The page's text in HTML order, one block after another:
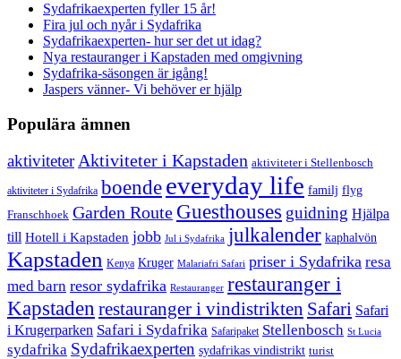
Sydafrikaexperten fyller 15 år!
Fira jul och nyår i Sydafrika
Sydafrikaexperten- hur ser det ut idag?
Nya restauranger i Kapstaden med omgivning
Sydafrika-säsongen är igång!
Jaspers vänner- Vi behöver er hjälp
Populära ämnen
aktiviteter Aktiviteter i Kapstaden aktiviteter i Stellenbosch
aktiviteter i Sydafrika boende everyday life familj flyg
Franschhoek Garden Route Guesthouses guidning Hjälpa
till Hotell i Kapstaden jobb Jul i Sydafrika julkalender kaphalvön
Kapstaden Kenya Kruger Malariafri Safari priser i Sydafrika resa
med barn resor sydafrika Restauranger restauranger i
Kapstaden restauranger i vindistrikten Safari Safari
i Krugerparken Safari i Sydafrika Safaripaket Stellenbosch St Lucia
sydafrika Sydafrikaexperten sydafrikas vindistrikt turist